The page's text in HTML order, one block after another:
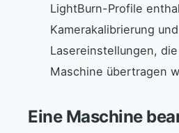
LightBurn-Profile
Kamerakalibrierung und
Lasereinstellungen,
Maschine übertragen
Eine Maschine